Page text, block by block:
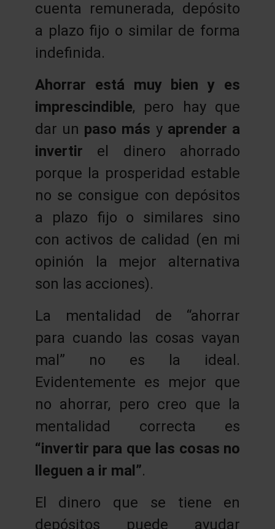
cuenta remunerada, depósito
a plazo fijo o similar de forma
indefinida.
Ahorrar está muy bien y es
imprescindible, pero hay que
dar un paso más y aprender a
invertir el dinero ahorrado
porque la prosperidad estable
no se consigue con depósitos
a plazo fijo o similares sino
con activos de calidad (en mi
opinión la mejor alternativa
son las acciones).
La mentalidad de “ahorrar
para cuando las cosas vayan
mal” no es la ideal.
Evidentemente es mejor que
no ahorrar, pero creo que la
mentalidad correcta es
“invertir para que las cosas no
lleguen a ir mal”.
El dinero que se tiene en
depósitos puede ayudar